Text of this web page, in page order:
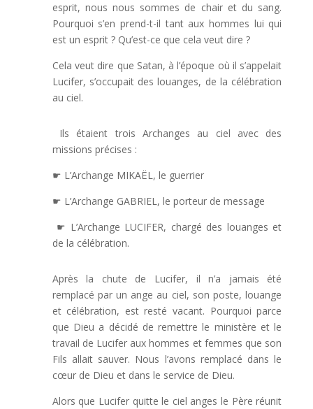
esprit, nous nous sommes de chair et du sang.
Pourquoi s’en prend-t-il tant aux hommes lui qui
est un esprit ? Qu’est-ce que cela veut dire ?
Cela veut dire que Satan, à l’époque où il s’appelait
Lucifer, s’occupait des louanges, de la célébration
au ciel.
Ils étaient trois Archanges au ciel avec des
missions précises :
☛ L’Archange MIKAËL, le guerrier
☛ L’Archange GABRIEL, le porteur de message
☛ L’Archange LUCIFER, chargé des louanges et
de la célébration.
Après la chute de Lucifer, il n’a jamais été
remplacé par un ange au ciel, son poste, louange
et célébration, est resté vacant. Pourquoi parce
que Dieu a décidé de remettre le ministère et le
travail de Lucifer aux hommes et femmes que son
Fils allait sauver. Nous l’avons remplacé dans le
cœur de Dieu et dans le service de Dieu.
Alors que Lucifer quitte le ciel anges le Père réunit